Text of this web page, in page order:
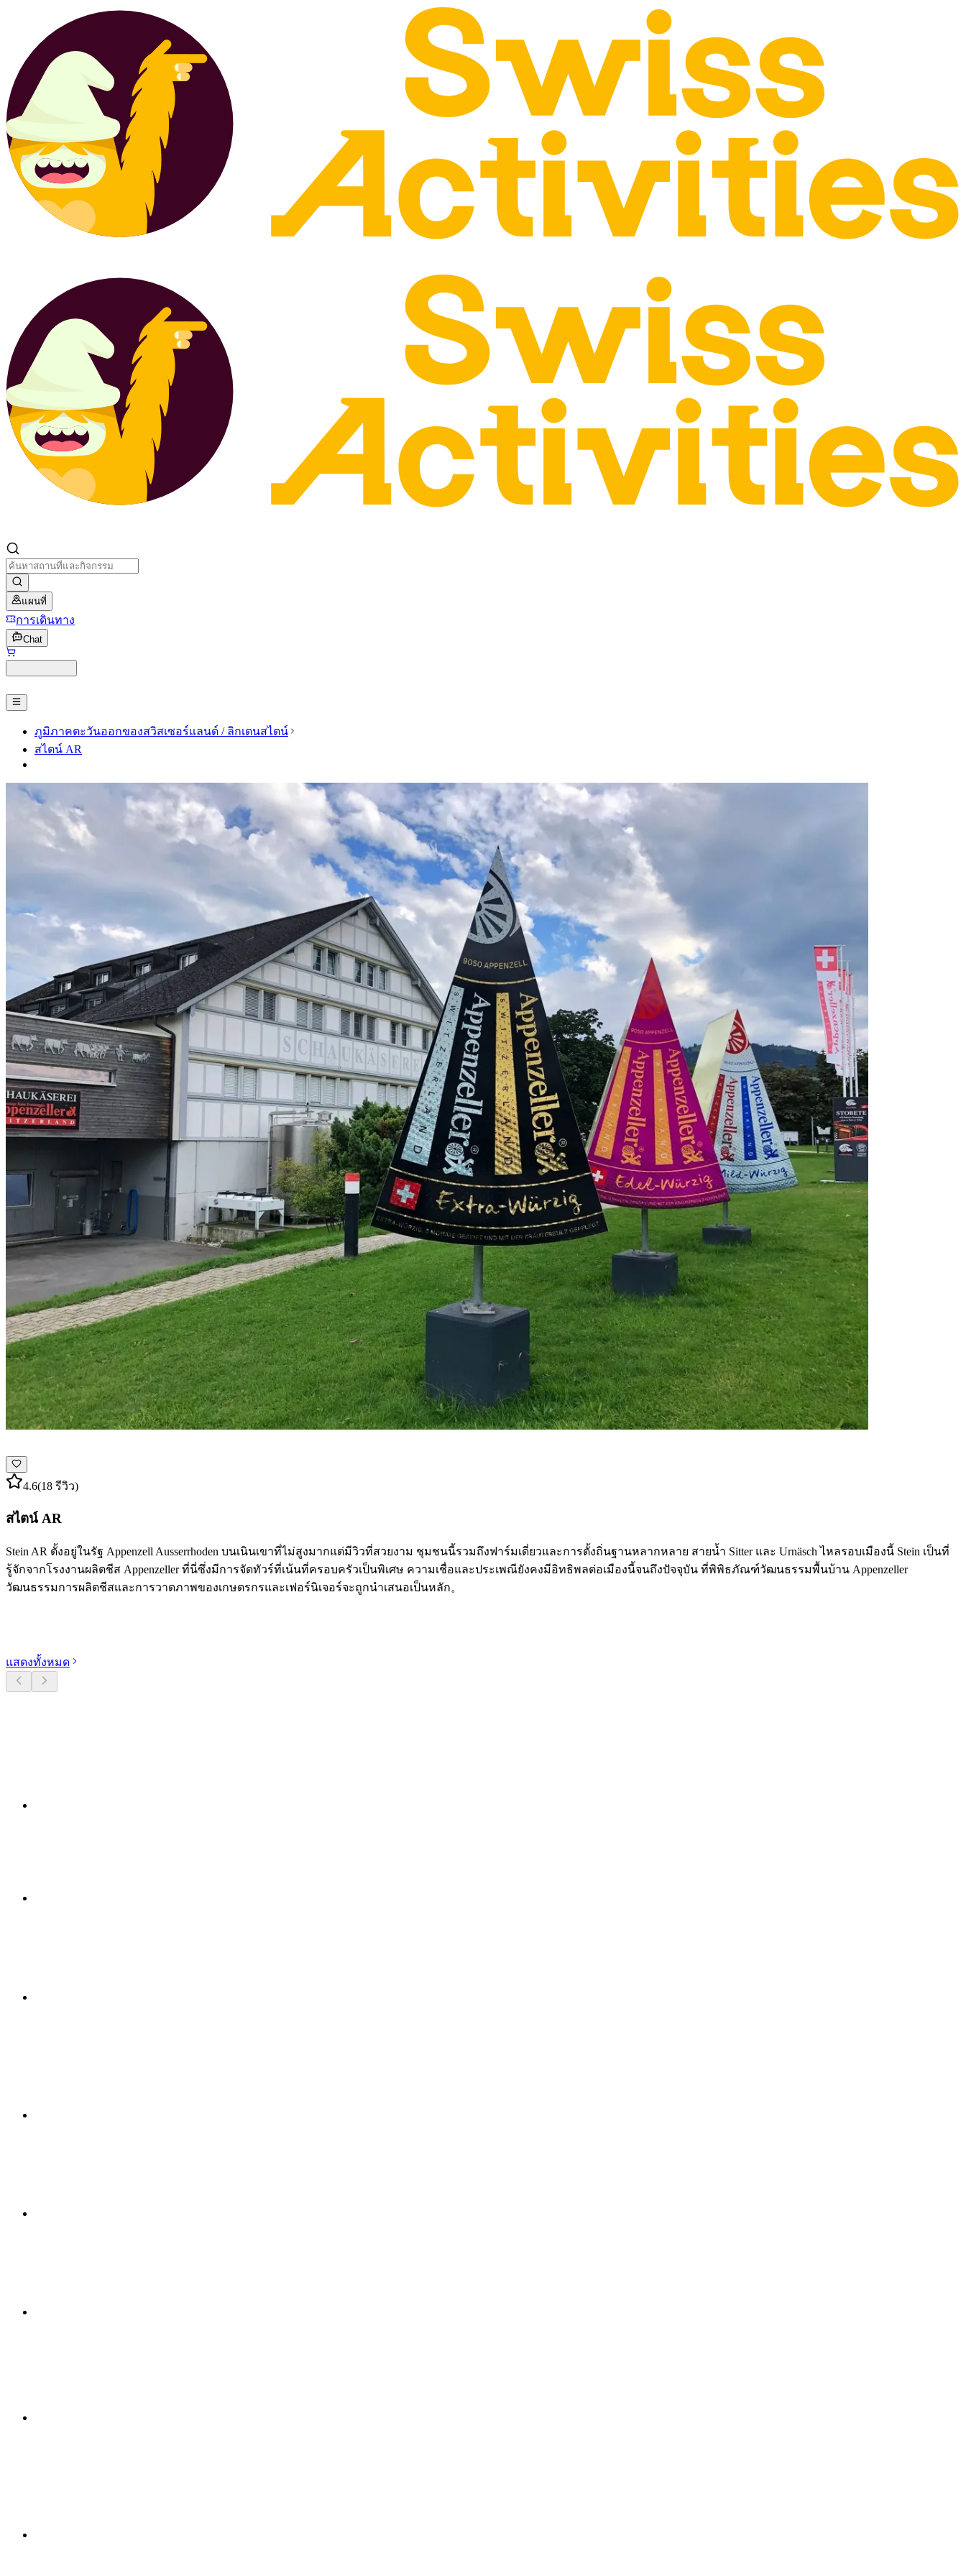
แผนที่
การเดินทาง
Chat
ภูมิภาคตะวันออกของสวิสเซอร์แลนด์ / ลิกเตนสไตน์
สไตน์ AR
4.6(18 รีวิว)
สไตน์ AR
Stein AR ตั้งอยู่ในรัฐ Appenzell Ausserrhoden บนเนินเขาที่ไม่สูงมากแต่มีวิวที่สวยงาม ชุมชนนี้รวมถึงฟาร์มเดี่ยวและการตั้งถิ่นฐานหลากหลาย สายน้ำ Sitter และ Urnäsch ไหลรอบเมืองนี้ Stein เป็นที่
รู้จักจากโรงงานผลิตชีส Appenzeller ที่นี่ซึ่งมีการจัดทัวร์ที่เน้นที่ครอบครัวเป็นพิเศษ ความเชื่อและประเพณียังคงมีอิทธิพลต่อเมืองนี้จนถึงปัจจุบัน ที่พิพิธภัณฑ์วัฒนธรรมพื้นบ้าน Appenzeller
วัฒนธรรมการผลิตชีสและการวาดภาพของเกษตรกรและเฟอร์นิเจอร์จะถูกนำเสนอเป็นหลัก。
แสดงทั้งหมด